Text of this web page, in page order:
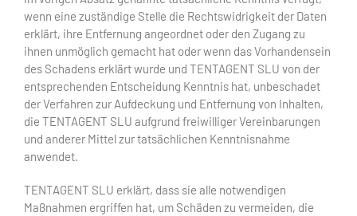
wenn eine zuständige Stelle die Rechtswidrigkeit der Daten
erklärt, ihre Entfernung angeordnet oder den Zugang zu
ihnen unmöglich gemacht hat oder wenn das Vorhandensein
des Schadens erklärt wurde und TENTAGENT SLU von der
entsprechenden Entscheidung Kenntnis hat, unbeschadet
der Verfahren zur Aufdeckung und Entfernung von Inhalten,
die TENTAGENT SLU aufgrund freiwilliger Vereinbarungen
und anderer Mittel zur tatsächlichen Kenntnisnahme
anwendet.
TENTAGENT SLU erklärt, dass sie alle notwendigen
Maßnahmen ergriffen hat, um Schäden zu vermeiden, die